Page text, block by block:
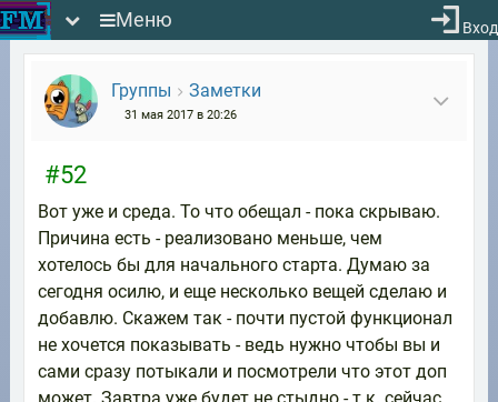
Группы Заметки
31 мая 2017 в 20:26
#52
Вот уже и среда. То что обещал - пока скрываю.
Причина есть - реализовано меньше, чем
хотелось бы для начального старта. Думаю за
сегодня осилю, и еще несколько вещей сделаю и
добавлю. Скажем так - почти пустой функционал
не хочется показывать - ведь нужно чтобы вы и
сами сразу потыкали и посмотрели что этот доп
Меню Вход